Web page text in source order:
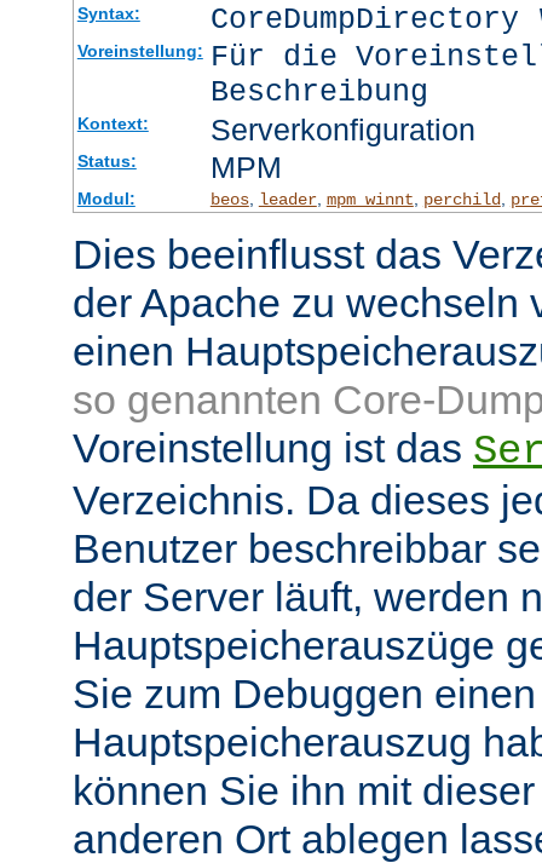
Syntax: CoreDumpDirectory
Voreinstellung: Für die
Beschreibung
Kontext: Serverkonfiguration
Status: MPM
Modul: beos, leader, mpm_winnt perchild,
Dies beeinflusst das
der Apache zu wechseln
einen
so genannten Core-
Voreinstellung ist das
Verzeichnis. Da dieses
Benutzer beschreibbar
der Server läuft, werden
Hauptspeicherauszüge
Sie zum Debuggen einen
Hauptspeicherauszug
können Sie ihn mit
anderen Ort ablegen